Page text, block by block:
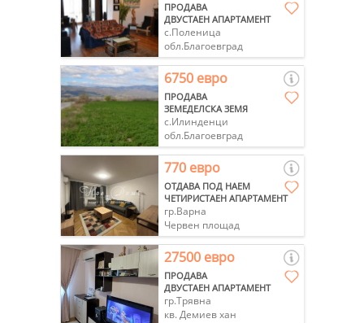
ПРОДАВА
ДВУСТАЕН АПАРТАМЕНТ
с.Поленица
обл.Благоевград
6750 евро
ПРОДАВА
ЗЕМЕДЕЛСКА ЗЕМЯ
с.Илинденци
обл.Благоевград
770 евро
ОТДАВА ПОД НАЕМ
ЧЕТИРИСТАЕН АПАРТАМЕНТ
гр.Варна
Червен площад
27500 евро
ПРОДАВА
ДВУСТАЕН АПАРТАМЕНТ
гр.Трявна
кв. Демиев хан